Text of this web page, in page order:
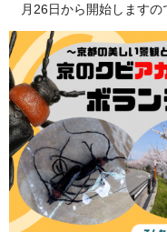
月26日から開始しますの